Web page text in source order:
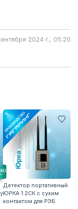
2024 г., 05:20
Детектор портативный
ЮРКА 1.2СК с сухим
контактом для РЭБ